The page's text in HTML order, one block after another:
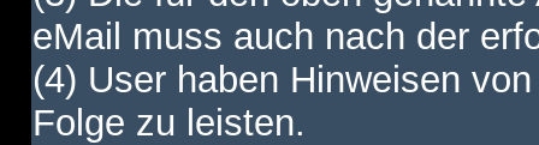
eMail muss auch nach der
(4) User haben Hinweisen
Folge zu leisten.